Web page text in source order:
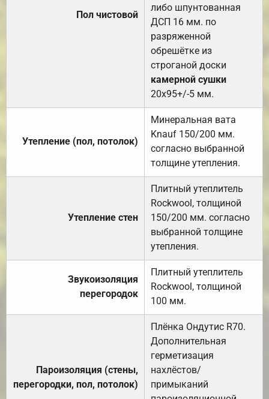
Пол чистовой
либо шпунтованная
ДСП 16 мм. по
разряженной
обрешётке из
строганой доски
камерной сушки
20х95+/-5 мм.
Утепление (пол, потолок)
Минеральная вата
Knauf 150/200 мм.
согласно выбранной
толщине утепления.
Утепление стен
Плитный утеплитель
Rockwool, толщиной
150/200 мм. согласно
выбранной толщине
утепления.
Звукоизоляция
перегородок
Плитный утеплитель
Rockwool, толщиной
100 мм.
Пароизоляция (стены,
перегородки, пол, потолок)
Плёнка Ондутис R70.
Дополнительная
герметизация
нахлёстов/
примыканий